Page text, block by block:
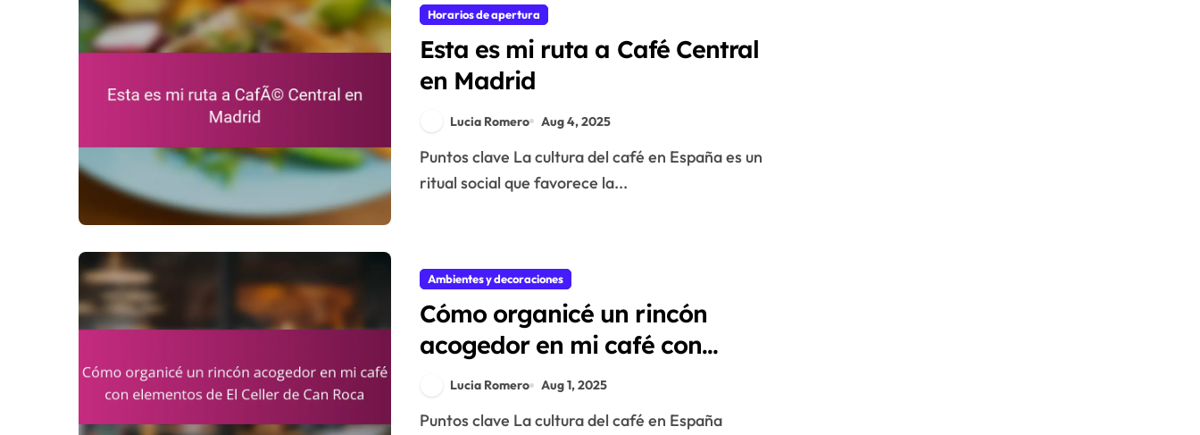
Horarios de apertura
Esta es mi ruta a Café Central
en Madrid
Lucia Romero Aug 4, 2025
Puntos clave La cultura del café en España es un
ritual social que favorece la...
Ambientes y decoraciones
Cómo organicé un rincón
acogedor en mi café con
elementos de El Celler de Can
Roca
Lucia Romero Aug 1, 2025
Puntos clave La cultura del café en España